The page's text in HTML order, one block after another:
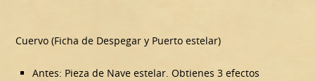
Cuervo (Ficha de Despegar y Puerto estelar)
Antes: Pieza de Nave estelar. Obtienes 3 efectos